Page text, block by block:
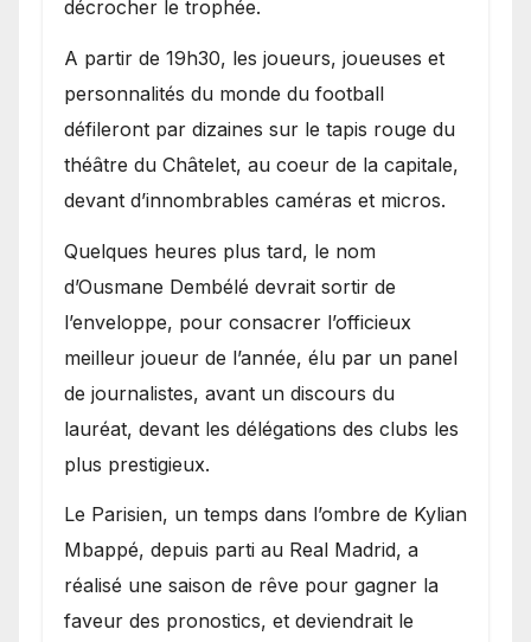
décrocher le trophée.
A partir de 19h30, les joueurs, joueuses et
personnalités du monde du football
défileront par dizaines sur le tapis rouge du
théâtre du Châtelet, au coeur de la capitale,
devant d’innombrables caméras et micros.
Quelques heures plus tard, le nom
d’Ousmane Dembélé devrait sortir de
l’enveloppe, pour consacrer l’officieux
meilleur joueur de l’année, élu par un panel
de journalistes, avant un discours du
lauréat, devant les délégations des clubs les
plus prestigieux.
Le Parisien, un temps dans l’ombre de Kylian
Mbappé, depuis parti au Real Madrid, a
réalisé une saison de rêve pour gagner la
faveur des pronostics, et deviendrait le